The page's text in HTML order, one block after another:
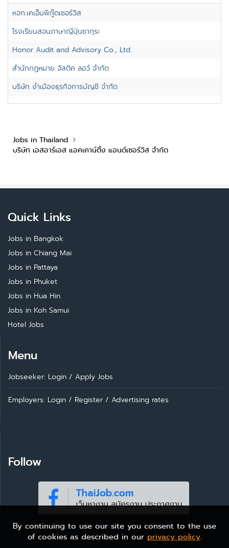
หจก.เคเอ็นพีกู๊ดเซอร์วิส
โรงเรียนสอนภาษาญี่ปุ่นซากุระ
Honor Audit and Advisory Co., Ltd.
สำนักกฏหมาย จัสติค ลอว์ จำกัด
บริษัท งำเมืองธุรกิจการบัญชี จำกัด
Jobs in Thailand
บริษัท เอสอาร์เอส แอคเคาน์ติ้ง แอนด์เซอร์วิส จำกัด
Quick Links
Jobs in Bangkok
Jobs in Chiang Mai
Jobs in Pattaya
Jobs in Phuket
Jobs in Hua Hin
Jobs in Koh Samui
Hotel Jobs
Menu
Jobseeker: Login / Apply Jobs
Employers: Login / Register / Advertising rates
Follow
By continuing to use our site you consent to the use
of cookies as described in our privacy policy.